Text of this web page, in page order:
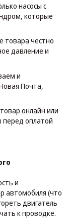
насосы с
которые
товара честно
давление и
и
Почта,
онлайн или
оплатой
и
автомобиля (что
двигатель
к проводке.